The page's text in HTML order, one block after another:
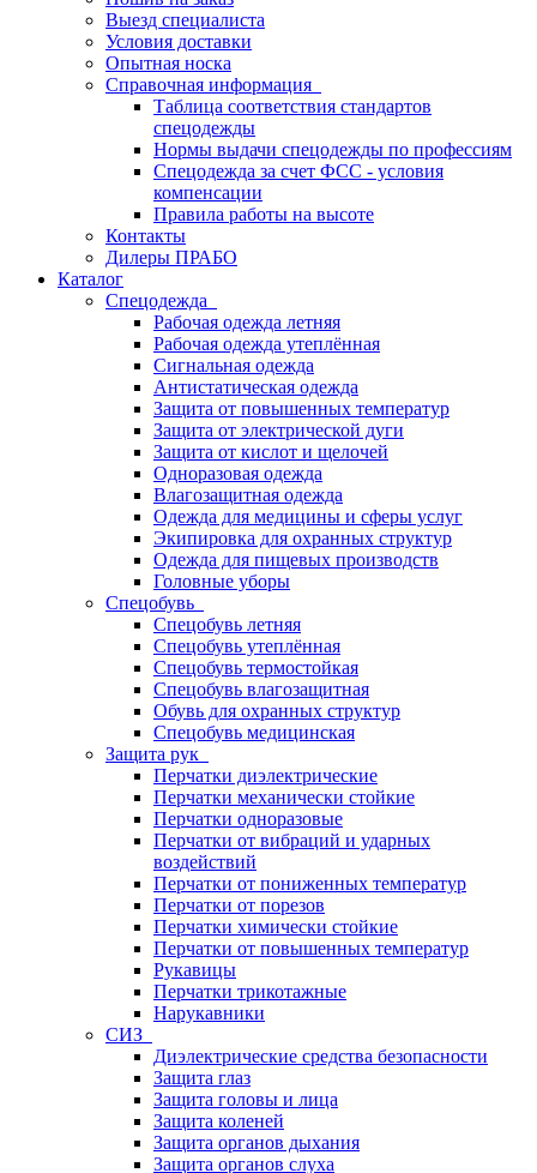
Выезд специалиста
Условия доставки
Опытная носка
Справочная информация
Таблица соответствия стандартов
спецодежды
Нормы выдачи спецодежды по профессиям
Спецодежда за счет ФСС - условия
компенсации
Правила работы на высоте
Контакты
Дилеры ПРАБО
Каталог
Спецодежда
Рабочая одежда летняя
Рабочая одежда утеплённая
Сигнальная одежда
Антистатическая одежда
Защита от повышенных температур
Защита от электрической дуги
Защита от кислот и щелочей
Одноразовая одежда
Влагозащитная одежда
Одежда для медицины и сферы услуг
Экипировка для охранных структур
Одежда для пищевых производств
Головные уборы
Спецобувь
Спецобувь летняя
Спецобувь утеплённая
Спецобувь термостойкая
Спецобувь влагозащитная
Обувь для охранных структур
Спецобувь медицинская
Защита рук
Перчатки диэлектрические
Перчатки механически стойкие
Перчатки одноразовые
Перчатки от вибраций и ударных
воздействий
Перчатки от пониженных температур
Перчатки от порезов
Перчатки химически стойкие
Перчатки от повышенных температур
Рукавицы
Перчатки трикотажные
Нарукавники
СИЗ
Диэлектрические средства безопасности
Защита глаз
Защита головы и лица
Защита коленей
Защита органов дыхания
Защита органов слуха